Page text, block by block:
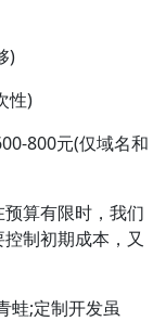
)
性)
800元(仅域名和
算有限时，我们
制初期成本，又
蛙;定制开发虽